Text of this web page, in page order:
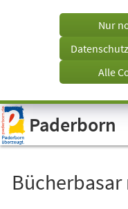
Visuelle
Assistenzsoftware
öffnen.
Nur
Alle
Paderborn